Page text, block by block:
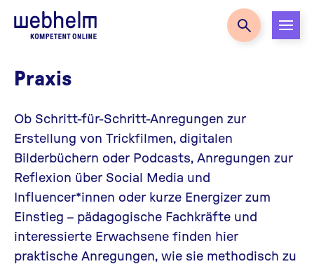
Zur Startseite
Praxis
Ob Schritt-für-Schritt-Anregungen zur
Erstellung von Trickfilmen, digitalen
Bilderbüchern oder Podcasts, Anregungen zur
Reflexion über Social Media und
Influencer*innen oder kurze Energizer zum
Einstieg – pädagogische Fachkräfte und
interessierte Erwachsene finden hier
praktische Anregungen, wie sie methodisch zu